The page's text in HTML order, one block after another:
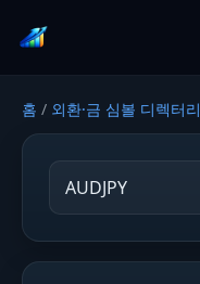
홈 / 외환·금 심볼 디렉터리